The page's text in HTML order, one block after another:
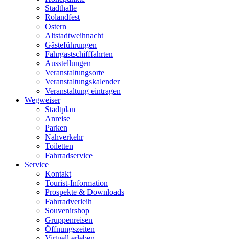
Stadthalle
Rolandfest
Ostern
Altstadtweihnacht
Gästeführungen
Fahrgastschifffahrten
Ausstellungen
Veranstaltungsorte
Veranstaltungskalender
Veranstaltung eintragen
Wegweiser
Stadtplan
Anreise
Parken
Nahverkehr
Toiletten
Fahrradservice
Service
Kontakt
Tourist-Information
Prospekte & Downloads
Fahrradverleih
Souvenirshop
Gruppenreisen
Öffnungszeiten